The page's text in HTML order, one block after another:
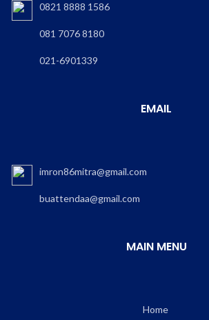
0821 8888 1586
081 7076 8180
021-6901339
EMAIL
imron86mitra@gmail.com
buattendaa@gmail.com
MAIN MENU
Home